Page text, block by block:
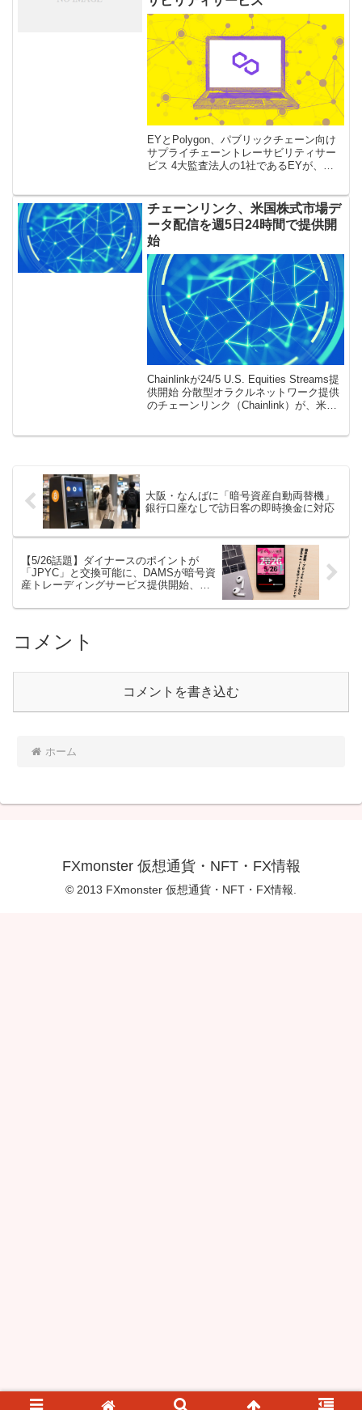
EYとPolygon、パブリックチェーン向け
サプライチェーントレーサビリティサー
ビス 4大監査法人の1社であるEYが、イ
ネジメントソリューション「E […]
チェーンリンク、米国株式市場デ
ータ配信を週5日24時間で提供開
始
Chainlinkが24/5 U.S. Equities Streams提
供開始 分散型オラクルネットワーク提供
のチェーンリンク（Chainlink）が、米国
大阪・なんばに「暗号資産自動両替機」
銀行口座なしで訪日客の即時換金に対応
【5/26話題】ダイナースのポイントが
「JPYC」と交換可能に、DAMSが暗号資
産トレーディングサービス提供開始、イ
（音声ニュース）
コメント
コメントを書き込む
ホーム
FXmonster 仮想通貨・NFT・FX情報
© 2013 FXmonster 仮想通貨・NFT・FX情報.